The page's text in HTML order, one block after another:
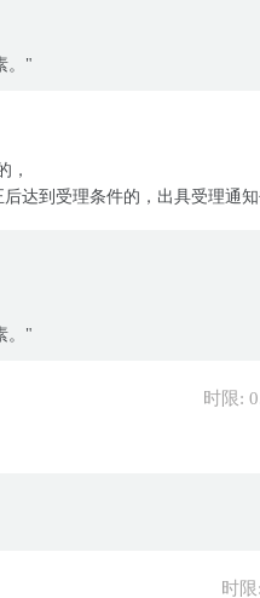
。"
，
达到受理条件的，出具受理通
。"
时限:
时